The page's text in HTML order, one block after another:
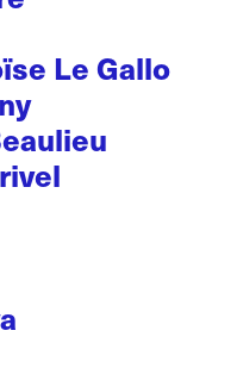
Le Gallo